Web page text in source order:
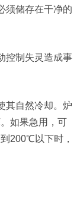
须储存在干净的
控制失灵造成事
其自然冷却。炉
如果急用，可
200℃以下时，